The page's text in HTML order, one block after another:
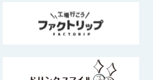
ナビリティ経営